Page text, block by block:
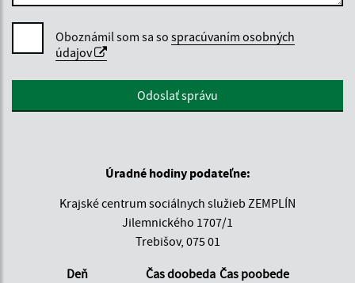
Oboznámil som sa so spracúvaním osobných
údajov
Google reCaptcha ResponseOdoslať správu
Úradné hodiny podateľne:
Krajské centrum sociálnych služieb ZEMPLÍN
Jilemnického 1707/1
Trebišov, 075 01
Deň Čas doobeda Čas poobede